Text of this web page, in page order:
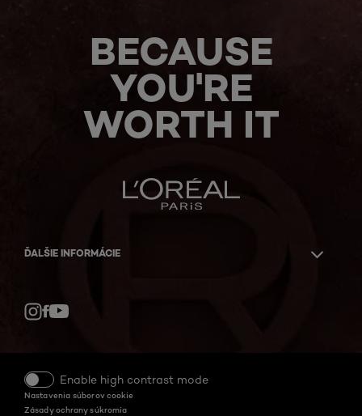
BECAUSE
YOU'RE
WORTH IT
ĎALŠIE INFORMÁCIE
Enable high contrast mode
Nastavenia súborov cookie
Zásady ochrany súkromia